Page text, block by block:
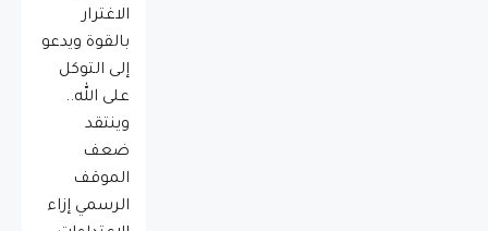
الاغترار
بالقوة ويدعو
إلى التوكل
على الله..
وينتقد
ضعف
الموقف
الرسمي إزاء